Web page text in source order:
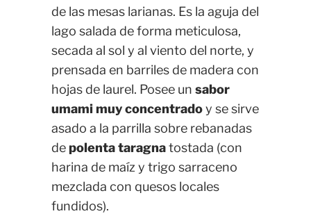
de las mesas larianas. Es la aguja del
lago salada de forma meticulosa,
secada al sol y al viento del norte, y
prensada en barriles de madera con
hojas de laurel. Posee un sabor
umami muy concentradoy se sirve
asado a la parrilla sobre rebanadas
depolenta taragnatostada (con
harina de maíz y trigo sarraceno
mezclada con quesos locales
fundidos).